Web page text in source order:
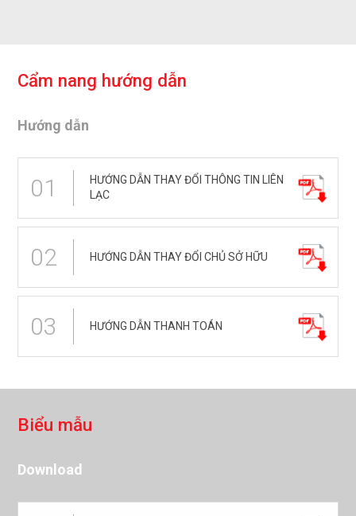
Cẩm nang hướng dẫn
Hướng dẫn
01
HƯỚNG DẪN THAY ĐỔI THÔNG TIN LIÊN
LẠC
02 HƯỚNG DẪN THAY ĐỔI CHỦ SỞ HỮU
03 HƯỚNG DẪN THANH TOÁN
Biểu mẫu
Download